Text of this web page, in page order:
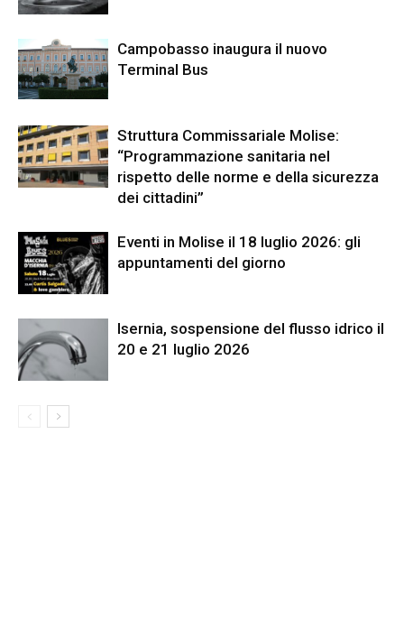
Campobasso inaugura il nuovo
Terminal Bus
Struttura Commissariale Molise:
“Programmazione sanitaria nel
rispetto delle norme e della sicurezza
dei cittadini”
Eventi in Molise il 18 luglio 2026: gli
appuntamenti del giorno
Isernia, sospensione del flusso idrico il
20 e 21 luglio 2026